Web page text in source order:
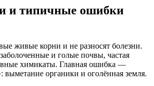
и типичные ошибки
живые корни и не разносят болезни.
и голые почвы, частая
химикаты. Главная ошибка —
выметание органики и оголённая земля.